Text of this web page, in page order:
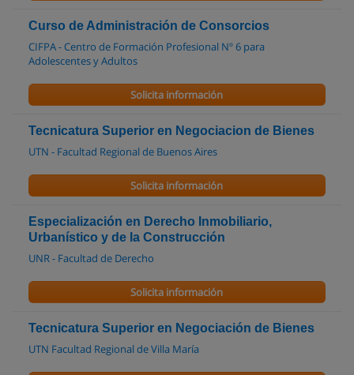
Curso de Administración de Consorcios
CIFPA - Centro de Formación Profesional Nº 6 para
Adolescentes y Adultos
Solicita información
Tecnicatura Superior en Negociacion de Bienes
UTN - Facultad Regional de Buenos Aires
Solicita información
Especialización en Derecho Inmobiliario,
Urbanístico y de la Construcción
UNR - Facultad de Derecho
Solicita información
Tecnicatura Superior en Negociación de Bienes
UTN Facultad Regional de Villa María